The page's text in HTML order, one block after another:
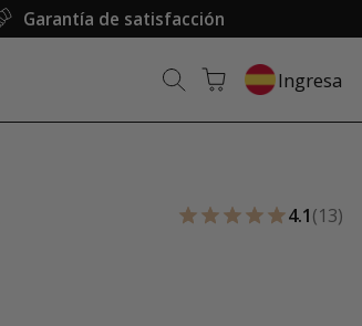
Garantía de satisfacción
Ingresa
4.1(13)